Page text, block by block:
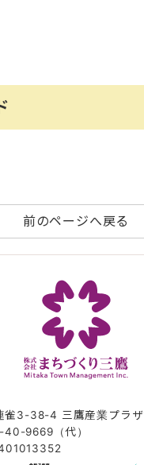
前のページへ戻る
雀3-38-4 三鷹産業プラザ
9669（代）